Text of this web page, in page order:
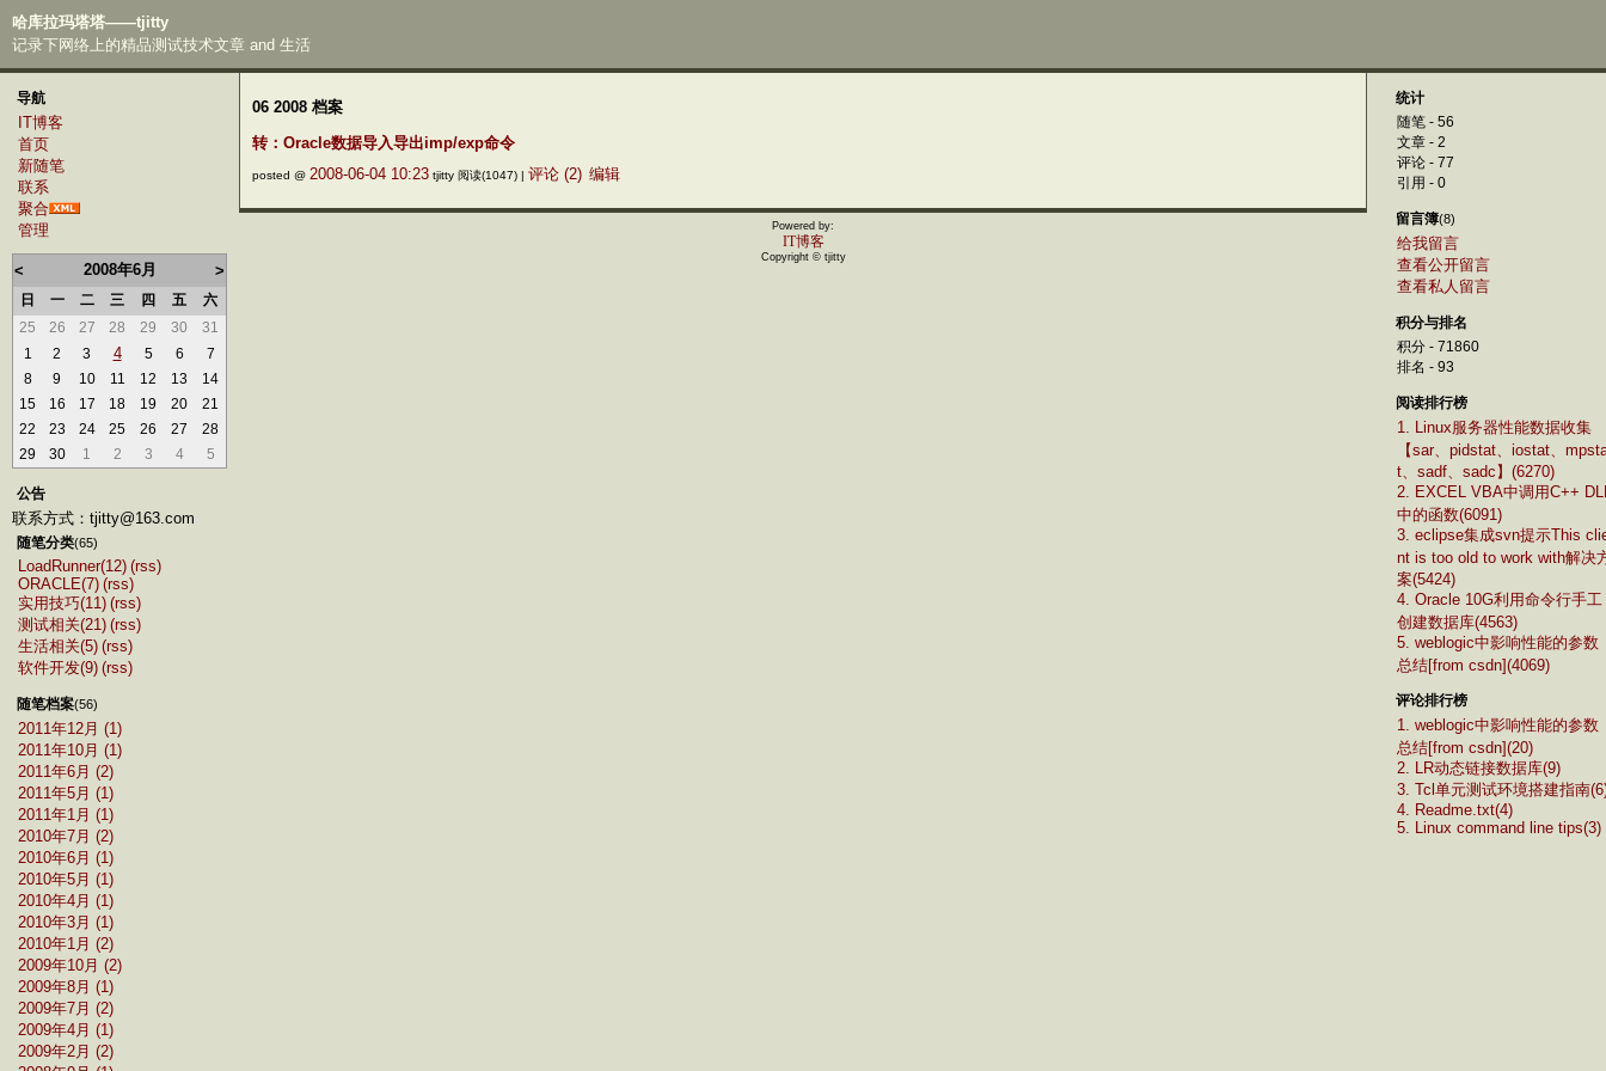
哈库拉玛塔塔——tjitty
记录下网络上的精品测试技术文章 and 生活
导航
IT博客
首页
新随笔
联系
聚合
管理
< 2008年6月 >
日 一 二 三 四 五
六
25
26 27 28 29 30
31
1
2 3 4 5 6
7
8
9 10 11 12 13
14
15
16 17 18 19 20
21
22
23 24 25 26 27
28
29
30 1 2 3 4 5
公告
联系方式：tjitty@163.com
随笔分类(65)
LoadRunner(12) (rss)
ORACLE(7) (rss)
实用技巧(11) (rss)
测试相关(21) (rss)
生活相关(5) (rss)
软件开发(9) (rss)
随笔档案(56)
2011年12月 (1)
2011年10月 (1)
2011年6月 (2)
2011年5月 (1)
2011年1月 (1)
2010年7月 (2)
2010年6月 (1)
2010年5月 (1)
2010年4月 (1)
2010年3月 (1)
2010年1月 (2)
2009年10月 (2)
2009年8月 (1)
2009年7月 (2)
2009年4月 (1)
2009年2月 (2)
统计
随笔 - 56
文章 - 2
评论 - 77
引用 - 0
留言簿(8)
给我留言
查看公开留言
查看私人留言
积分与排名
积分 - 71860
排名 - 93
阅读排行榜
1. Linux服务器性能数据收集
【sar、pidstat、iostat、
t、sadf、sadc】(6270)
2. EXCEL VBA中调用C++
中的函数(6091)
3. eclipse集成svn提示This
nt is too old to work with解决
案(5424)
4. Oracle 10G利用命令行手工
创建数据库(4563)
5. weblogic中影响性能的参数
总结[from csdn](4069)
评论排行榜
1. weblogic中影响性能的参数
总结[from csdn](20)
2. LR动态链接数据库(9)
3. Tcl单元测试环境搭建指南
4. Readme.txt(4)
5. Linux command line tips(3)
06 2008 档案
转：Oracle数据导入导出imp/exp命令
posted @ 2008-06-04 10:23 tjitty 阅读(1047) | 评论 (2) 编辑
Powered by:
IT博客
Copyright © tjitty